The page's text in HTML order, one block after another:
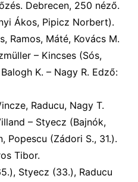
Debrecen, 250 néző.
Ákos, Pipicz Norbert).
Ramos, Máté, Kovács M.
– Kincses (Sós,
K. – Nagy R. Edző:
Raducu, Nagy T.
– Styecz (Bajnók,
Popescu (Zádori S., 31.).
Tibor.
), Styecz (33.), Raducu